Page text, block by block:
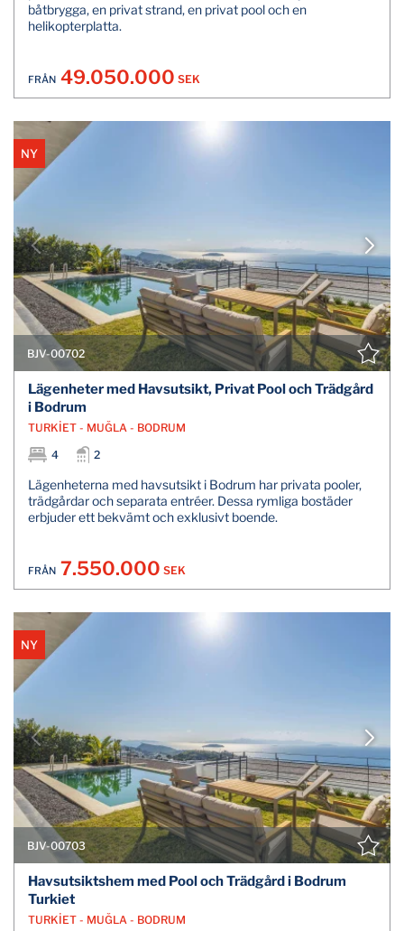
båtbrygga, en privat strand, en privat pool och en
helikopterplatta.
FRÅN 49.050.000 SEK
NY
BJV-00702
Lägenheter med Havsutsikt, Privat Pool och Trädgård
i Bodrum
TURKİET - MUĞLA - BODRUM
4
2
Lägenheterna med havsutsikt i Bodrum har privata pooler,
trädgårdar och separata entréer. Dessa rymliga bostäder
erbjuder ett bekvämt och exklusivt boende.
FRÅN 7.550.000 SEK
NY
BJV-00703
Havsutsiktshem med Pool och Trädgård i Bodrum
Turkiet
TURKİET - MUĞLA - BODRUM